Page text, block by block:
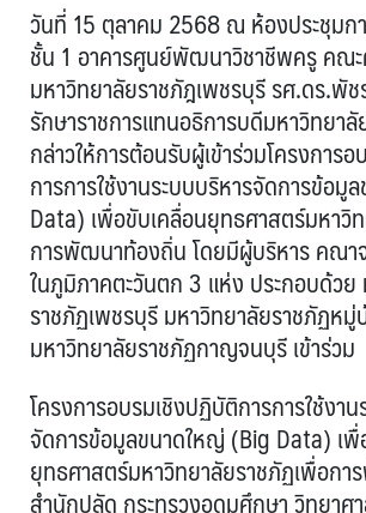
วันที่ 15 ตุลาคม 2568 ณ ห้องประชุม
ชั้น 1 อาคารศูนย์พัฒนาวิชาชีพครู คณ
มหาวิทยาลัยราชภัฎเพชรบุรี รศ.ดร.พั
รักษาราชการแทนอธิการบดีมหาวิทยา
กล่าวให้การต้อนรับผู้เข้าร่วมโครงการ
การการใช้งานระบบบริหารจัดการข้อ
Data) เพื่อขับเคลื่อนยุทธศาสตร์มหาวิ
การพัฒนาท้องถิ่น โดยมีผู้บริหาร คณา
ในภูมิภาคตะวันตก 3 แห่ง ประกอบด้ว
ราชภัฏเพชรบุรี มหาวิทยาลัยราชภัฏหมู่
มหาวิทยาลัยราชภัฏกาญจนบุรี เข้าร่วม
โครงการอบรมเชิงปฏิบัติการการใช้งา
จัดการข้อมูลขนาดใหญ่ (Big Data) เพื่
ยุทธศาสตร์มหาวิทยาลัยราชภัฏเพื่อก
สำนักปลัด กระทรวงอุดมศึกษา วิทยาศ